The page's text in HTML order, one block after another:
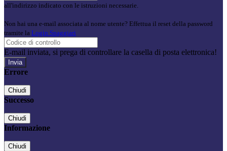
all'indirizzo indicato con le istruzioni necessarie.
Non hai una e-mail associata al nome utente? Effettua il reset della password
tramite la Login Spaggiari
E-mail inviata, si prega di controllare la casella di posta elettronica!
Errore
Chiudi
Successo
Chiudi
Informazione
Chiudi